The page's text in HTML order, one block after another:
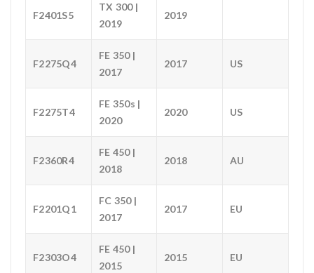
F2401S5
TX 300 |
2019
2019
F2275Q4
FE 350 |
2017
2017 US
F2275T4
FE 350s |
2020
2020 US
F2360R4
FE 450 |
2018
2018 AU
F2201Q1
FC 350 |
2017
2017 EU
F2303O4
FE 450 |
2015
2015 EU